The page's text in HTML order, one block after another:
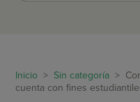
Inicio > Sin categoría >
cuenta con fines